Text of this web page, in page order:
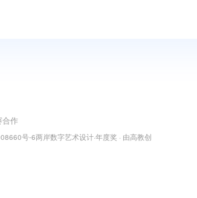
合作
号-6两岸数字艺术设计·年度奖 · 由高教创